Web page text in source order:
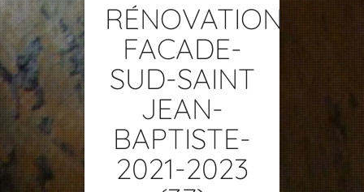
RÉNOVATION-
FACADE-
SUD-SAINT
JEAN-
BAPTISTE-
2021-2023